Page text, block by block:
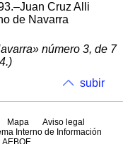
Cruz Alli
de Navarra
número 3, de 7
subir
Mapa
Aviso legal
Interno de Información
AEBOE